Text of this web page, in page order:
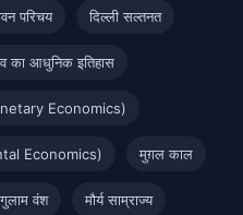
परिचय दिल्ली सल्तनत
का आधुनिक इतिहास
Economics)
Economics) मुग़ल काल
गुलाम वंश मौर्य साम्राज्य